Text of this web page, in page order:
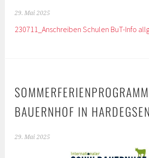
29. Mai 2025
230711_Anschreiben Schulen BuT-Info
BAUERNHOF IN HARDEGSEN
29. Mai 2025